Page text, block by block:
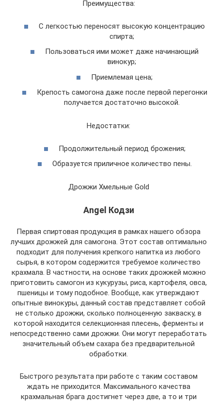
Преимущества:
С легкостью переносят высокую концентрацию
спирта;
Пользоваться ими может даже начинающий
винокур;
Приемлемая цена;
Крепость самогона даже после первой перегонки
получается достаточно высокой.
Недостатки:
Продолжительный период брожения;
Образуется приличное количество пены.
Дрожжи Хмельные Gold
Angel Кодзи
Первая спиртовая продукция в рамках нашего обзора
лучших дрожжей для самогона. Этот состав оптимально
подходит для получения крепкого напитка из любого
сырья, в котором содержится требуемое количество
крахмала. В частности, на основе таких дрожжей можно
приготовить самогон из кукурузы, риса, картофеля, овса,
пшеницы и тому подобное. Вообще, как утверждают
опытные винокуры, данный состав представляет собой
не столько дрожжи, сколько полноценную закваску, в
которой находится селекционная плесень, ферменты и
непосредственно сами дрожжи. Они могут переработать
значительный объем сахара без предварительной
обработки.
Быстрого результата при работе с таким составом
ждать не приходится. Максимального качества
крахмальная брага достигнет через две, а то и три